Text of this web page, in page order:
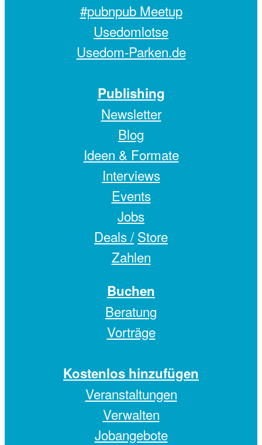
#pubnpub Meetup
Usedomlotse
Usedom-Parken.de
Publishing
Newsletter
Blog
Ideen & Formate
Interviews
Events
Jobs
Deals / Store
Zahlen
Buchen
Beratung
Vorträge
Kostenlos hinzufügen
Veranstaltungen
Verwalten
Jobangebote